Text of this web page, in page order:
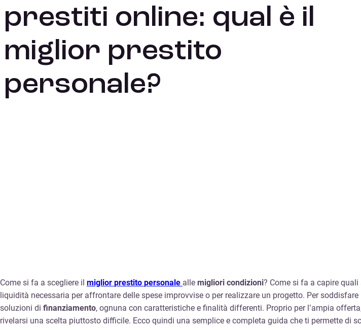
prestiti online: qual è il
miglior prestito
personale?
Come si fa a scegliere il miglior prestito personale alle migliori condizioni? Come si fa a capire quali
liquidità necessaria per affrontare delle spese improvvise o per realizzare un progetto. Per
soluzioni di finanziamento, ognuna con caratteristiche e finalità differenti. Proprio per l’ampia
rivelarsi una scelta piuttosto difficile. Ecco quindi una semplice e completa guida che ti permette di